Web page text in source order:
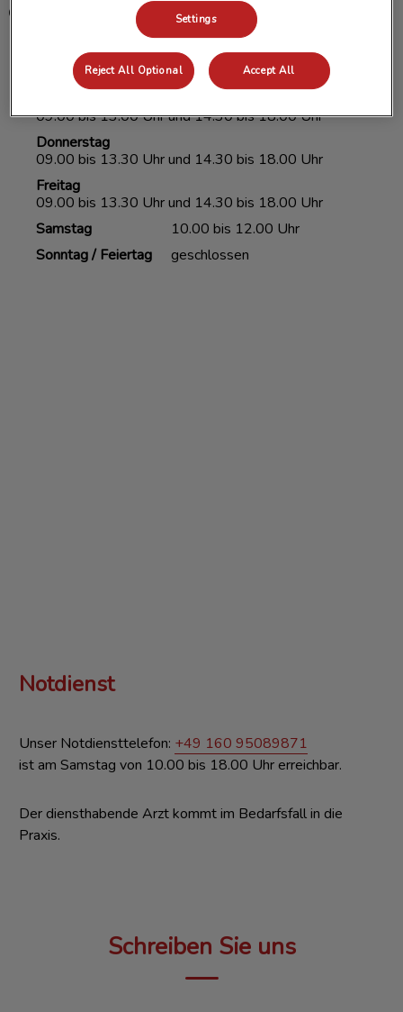
09.00 bis 13.30 Uhr und 14.30 bis 18.00 Uhr
Dienstag
09.00 bis 13.30 Uhr und 14.30 bis 18.00 Uhr
09.00 bis 13.00 Uhr und 14.30 bis 18.00 Uhr
Donnerstag
09.00 bis 13.30 Uhr und 14.30 bis 18.00 Uhr
Freitag
09.00 bis 13.30 Uhr und 14.30 bis 18.00 Uhr
Samstag
10.00 bis 12.00 Uhr
Sonntag / Feiertag
geschlossen
Notdienst
Unser Notdiensttelefon: +49 160 95089871
ist am Samstag von 10.00 bis 18.00 Uhr erreichbar.
Der diensthabende Arzt kommt im Bedarfsfall in die
Praxis.
Schreiben Sie uns
Settings
Reject All Optional Accept All